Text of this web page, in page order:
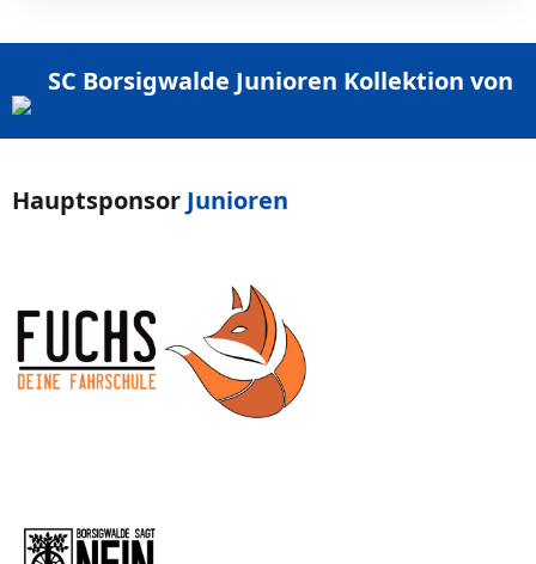
SC Borsigwalde Junioren Kollektion von
Hauptsponsor Junioren